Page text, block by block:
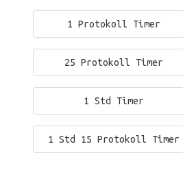
1 Protokoll Timer
25 Protokoll Timer
1 Std Timer
1 Std 15 Protokoll Timer